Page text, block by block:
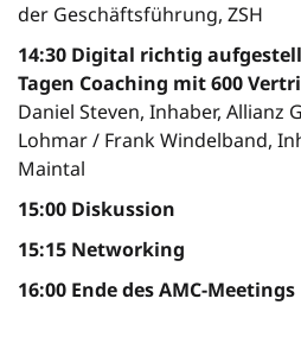
der Geschäftsführung, ZSH
14:30 Digital richtig
Tagen Coaching mit 600
Daniel Steven, Inhaber, Allianz
Lohmar / Frank Windelband,
Maintal
15:00 Diskussion
15:15 Networking
16:00 Ende des AMC-Meetings